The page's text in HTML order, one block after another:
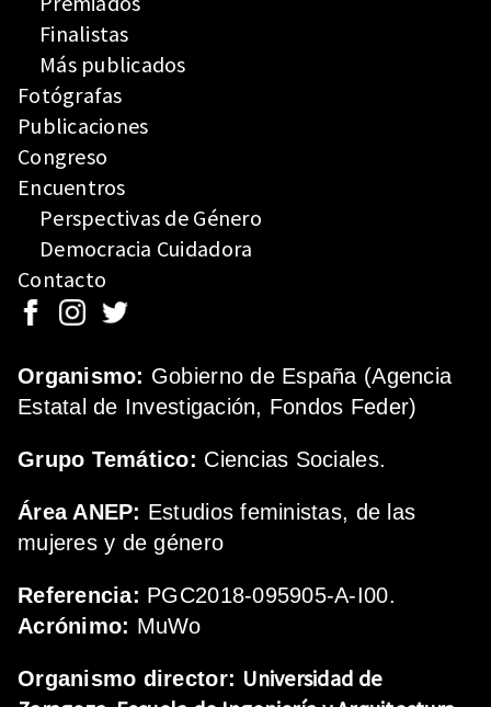
Finalistas
Más publicados
Fotógrafas
Publicaciones
Congreso
Encuentros
Perspectivas de Género
Democracia Cuidadora
Contacto
Organismo: Gobierno de España (Agencia
Estatal de Investigación, Fondos Feder)
Grupo Temático: Ciencias Sociales.
Área ANEP: Estudios feministas, de las
mujeres y de género
Referencia: PGC2018-095905-A-I00.
Acrónimo: MuWo
Organismo director: Universidad de